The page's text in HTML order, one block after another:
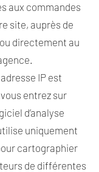
aux commandes
site, auprès de
directement au
IP est
entrez sur
d’analyse
uniquement
cartographier
de différentes